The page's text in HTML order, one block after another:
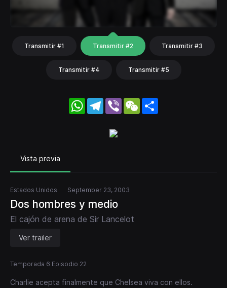
Transmitir #1 Transmitir #2 Transmitir #3
Transmitir #4 Transmitir #5
WhatsApp
Telegram
Viber WeChat
Vista previa
Estados Unidos September 23, 2003
Dos hombres y medio
El cajón de arena de Sir Lancelot
Ver trailer
Temporada 6 Episodio 22
Charlie acepta finalmente que Chelsea viva con ellos.